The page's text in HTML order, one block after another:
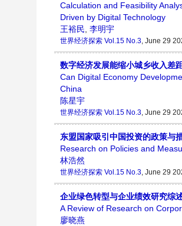
Calculation and Feasibility
Driven by Digital Technology
王裕民, 李明宇
世界经济探索 Vol.15 No.3, June 29
数字经济发展能缩小城乡收入
Can Digital Economy
China
陈星宇
世界经济探索 Vol.15 No.3, June 29
东盟国家吸引中国投资的政策与
Research on Policies and
林浩然
世界经济探索 Vol.15 No.3, June 29
企业绿色转型与企业绩效研究综
A Review of Research on
廖晓燕